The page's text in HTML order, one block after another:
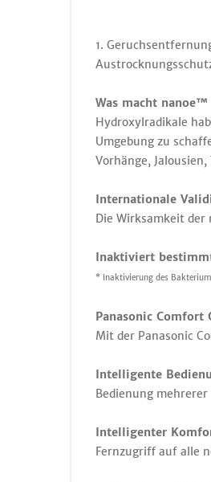
1.
Was macht
Hydroxylradikale
Umgebung zu
Vorhänge,
Internationale
Die Wirksamkeit
Inaktiviert
* Inaktivierung des
Panasonic
Mit der Panasonic
Intelligente
Bedienung
Intelligenter
Fernzugriff auf alle